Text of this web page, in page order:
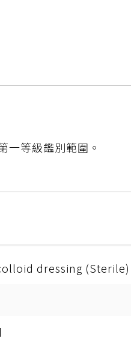
一等級鑑別範圍。
dressing (Sterile)